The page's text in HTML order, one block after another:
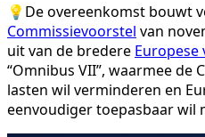
💡De overeenkomst bouwt
Commissievoorstel van
uit van de bredere Europese
“Omnibus VII”, waarmee de
lasten wil verminderen en
eenvoudiger toepasbaar wil